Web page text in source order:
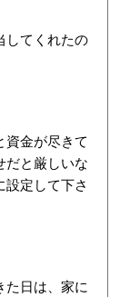
してくれたの
資金が尽きて
だと厳しいな
設定して下さ
た日は、家に